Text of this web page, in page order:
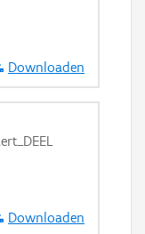
Downloaden
Downloaden